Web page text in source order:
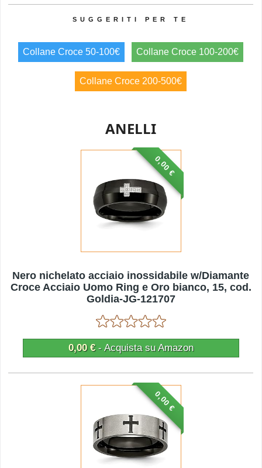
Collane Croce 50-100€ Collane Croce 100-200€
Collane Croce 200-500€
ANELLI
0,00 €
Nero nichelato acciaio inossidabile w/Diamante
Croce Acciaio Uomo Ring e Oro bianco, 15, cod.
Goldia-JG-121707
0,00 €- Acquista su Amazon
0,00 €